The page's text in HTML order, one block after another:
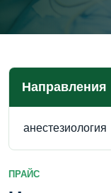
Направления
анестезиология
ПРАЙС